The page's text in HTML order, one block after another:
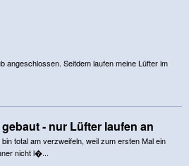
angeschlossen. Seitdem laufen meine Lüfter im
- nur Lüfter laufen an
total am verzweifeln, weil zum ersten Mal ein
nicht l�...